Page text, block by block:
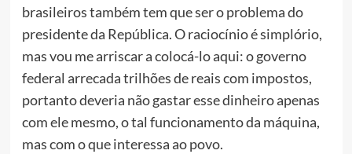
brasileiros também tem que ser o problema do
presidente da República. O raciocínio é simplório,
mas vou me arriscar a colocá-lo aqui: o governo
federal arrecada trilhões de reais com impostos,
portanto deveria não gastar esse dinheiro apenas
com ele mesmo, o tal funcionamento da máquina,
mas com o que interessa ao povo.